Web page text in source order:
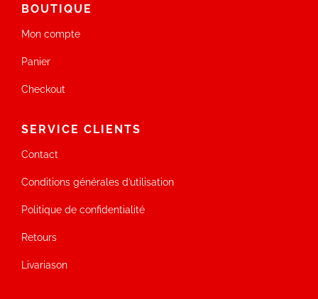
BOUTIQUE
Mon compte
Panier
Checkout
SERVICE CLIENTS
Contact
Conditions générales d’utilisation
Politique de confidentialité
Retours
Livariason